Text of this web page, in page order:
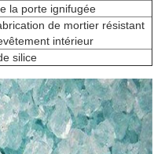
la porte ignifugée
de mortier résistant
intérieur
silice